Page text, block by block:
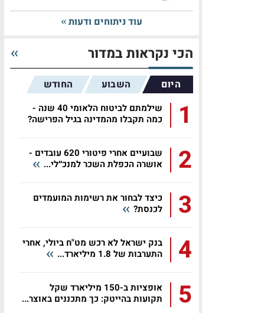
עוד ניתוחים ודעות
הכי נקראות במדור
היום השבוע החודש
1
שילמתם לביטוח הלאומי 40 שנה -
כמה תקבלו מהמדינה בגיל הפרישה?
2
שבועיים אחרי פיטורי 620 עובדים -
אושרה הכפלת השכר למנכ״לי...
3
כיצד לבחור את רשימות המועמדים
לכנסת?
4
בנק ישראל לא רכש מט"ח ביולי, אחרי
התערבות של 1.8 מיליארד...
5
אופציות ב-150 מיליארד שקל
תקועות בהייטק: כך מתכננים באוצר...